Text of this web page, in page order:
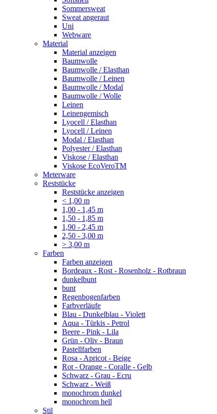
Sommersweat
Sweat angeraut
Uni
Webware
Material
Material anzeigen
Baumwolle
Baumwolle / Elasthan
Baumwolle / Leinen
Baumwolle / Modal
Baumwolle / Wolle
Leinen
Leinengemisch
Lyocell / Elasthan
Lyocell / Leinen
Modal / Elasthan
Polyester / Elasthan
Viskose / Elasthan
Viskose EcoVeroTM
Meterware
Reststücke
Reststücke anzeigen
< 1,00 m
1,00 - 1,45 m
1,50 - 1,85 m
1,90 - 2,45 m
2,50 - 3,00 m
> 3,00 m
Farben
Farben anzeigen
Bordeaux - Rost - Rosenholz - Rotbraun
dunkelbunt
bunt
Regenbogenfarben
Farbverläufe
Blau - Dunkelblau - Violett
Aqua - Türkis - Petrol
Beere - Pink - Lila
Grün - Oliv - Braun
Pastellfarben
Rosa - Apricot - Beige
Rot - Orange - Coralle - Gelb
Schwarz - Grau - Ecru
Schwarz - Weiß
monochrom dunkel
monochrom hell
Stil